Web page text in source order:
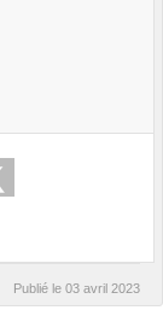
Publié le 03 avril 2023